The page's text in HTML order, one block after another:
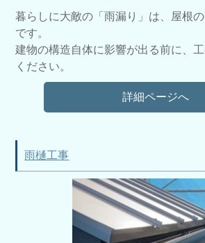
暮らしに大敵の「雨漏り」は、屋根
です。
建物の構造自体に影響が出る前に、
ください。
詳細ページへ
雨樋工事